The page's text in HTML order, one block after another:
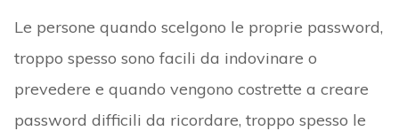
Le persone quando scelgono le proprie password,
troppo spesso sono facili da indovinare o
prevedere e quando vengono costrette a creare
password difficili da ricordare, troppo spesso le